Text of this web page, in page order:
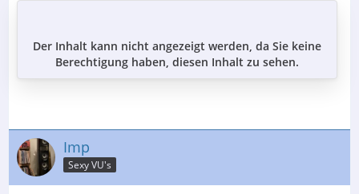
Der Inhalt kann nicht angezeigt werden, da Sie keine
Berechtigung haben, diesen Inhalt zu sehen.
Imp
Sexy VU's